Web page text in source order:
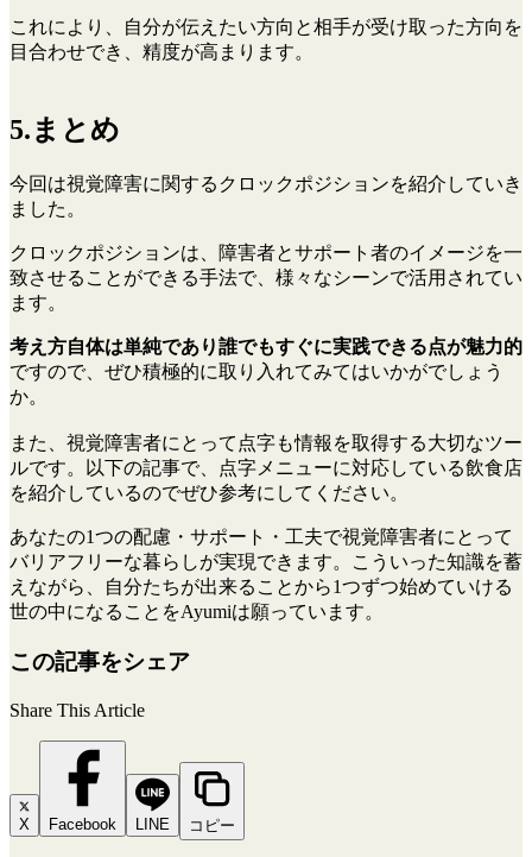
これにより、自分が伝えたい方向と相手が受け取った方向を
目合わせでき、精度が高まります。
5.まとめ
今回は視覚障害に関するクロックポジションを紹介していき
ました。
クロックポジションは、障害者とサポート者のイメージを一
致させることができる手法で、様々なシーンで活用されてい
ます。
考え方自体は単純であり誰でもすぐに実践できる点が魅力的
ですので、ぜひ積極的に取り入れてみてはいかがでしょう
か。
また、視覚障害者にとって点字も情報を取得する大切なツー
ルです。以下の記事で、点字メニューに対応している飲食店
を紹介しているのでぜひ参考にしてください。
あなたの1つの配慮・サポート・工夫で視覚障害者にとって
バリアフリーな暮らしが実現できます。こういった知識を蓄
えながら、自分たちが出来ることから1つずつ始めていける
世の中になることをAyumiは願っています。
この記事をシェア
Share This Article
X Facebook LINE コピー